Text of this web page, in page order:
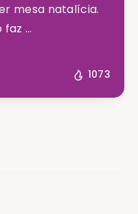
mesa natalícia.
...
1073